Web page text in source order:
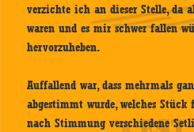
verzichte ich an dieser Stelle, da
waren und es mir schwer fallen
hervorzuheben.
Auffallend war, dass mehrmals
abgestimmt wurde, welches
nach Stimmung verschiedene